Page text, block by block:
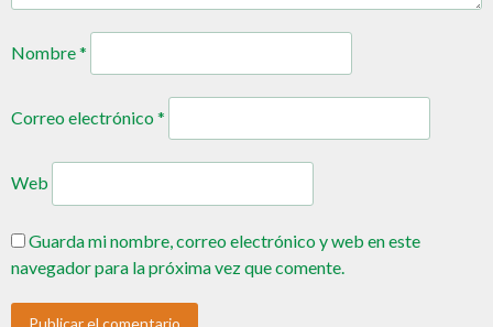
Nombre*
Correo electrónico*
Web
Guarda mi nombre, correo electrónico y web en este
navegador para la próxima vez que comente.